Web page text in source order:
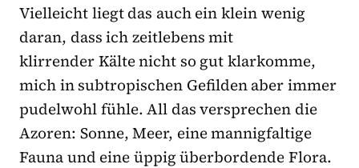
Vielleicht liegt das auch ein klein wenig
daran, dass ich zeitlebens mit
klirrender Kälte nicht so gut klarkomme,
mich in subtropischen Gefilden aber immer
pudelwohl fühle. All das versprechen die
Azoren: Sonne, Meer, eine mannigfaltige
Fauna und eine üppig überbordende Flora.